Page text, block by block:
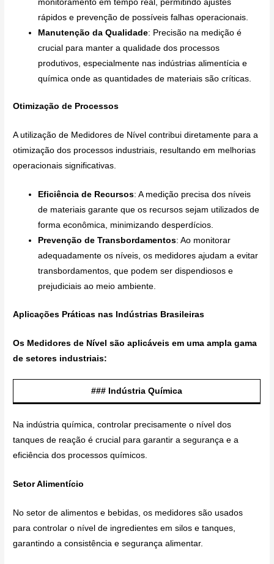
monitoramento em tempo real, permitindo ajustes
rápidos e prevenção de possíveis falhas operacionais.
Manutenção da Qualidade: Precisão na medição é
crucial para manter a qualidade dos processos
produtivos, especialmente nas indústrias alimentícia e
química onde as quantidades de materiais são críticas.
Otimização de Processos
A utilização de Medidores de Nível contribui diretamente para a
otimização dos processos industriais, resultando em melhorias
operacionais significativas.
Eficiência de Recursos: A medição precisa dos níveis
de materiais garante que os recursos sejam utilizados de
forma econômica, minimizando desperdícios.
Prevenção de Transbordamentos: Ao monitorar
adequadamente os níveis, os medidores ajudam a evitar
transbordamentos, que podem ser dispendiosos e
prejudiciais ao meio ambiente.
Aplicações Práticas nas Indústrias Brasileiras
Os Medidores de Nível são aplicáveis em uma ampla gama
de setores industriais:
### Indústria Química
Na indústria química, controlar precisamente o nível dos
tanques de reação é crucial para garantir a segurança e a
eficiência dos processos químicos.
Setor Alimentício
No setor de alimentos e bebidas, os medidores são usados
para controlar o nível de ingredientes em silos e tanques,
garantindo a consistência e segurança alimentar.